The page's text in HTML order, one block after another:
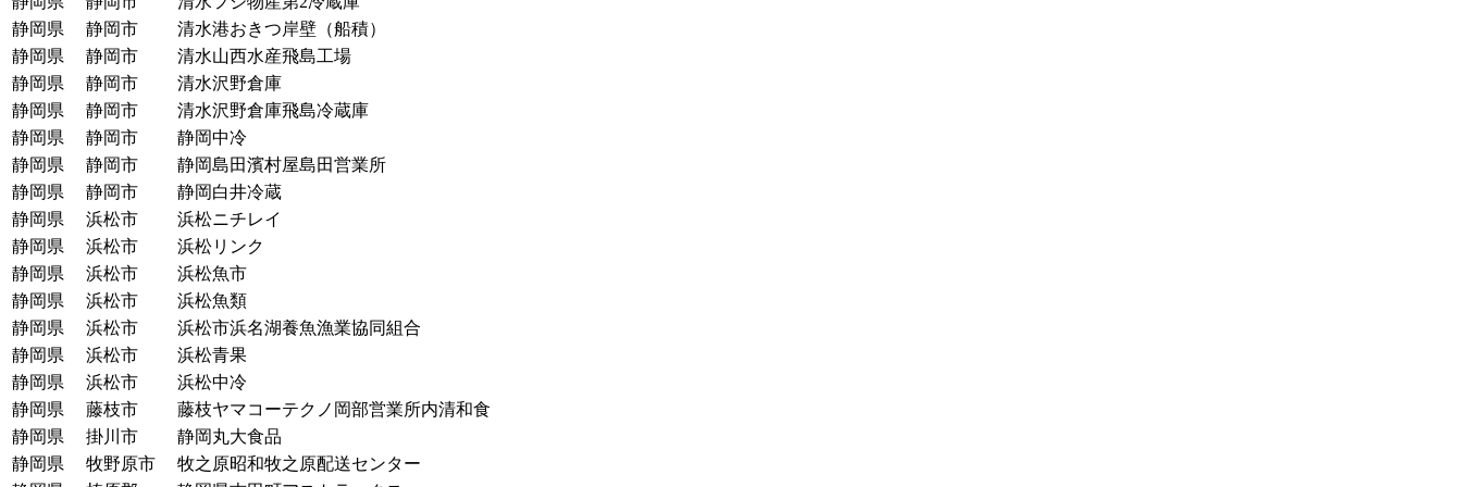
静岡県
静岡市
清水港おきつ岸壁（船積）
静岡県
静岡市
清水山西水産飛島工場
静岡県
静岡市
清水沢野倉庫
静岡県
静岡市
清水沢野倉庫飛島冷蔵庫
静岡県
静岡市
静岡中冷
静岡県
静岡市
静岡島田濱村屋島田営業所
静岡県
静岡市
静岡白井冷蔵
静岡県
浜松市
浜松ニチレイ
静岡県
浜松市
浜松リンク
静岡県
浜松市
浜松魚市
静岡県
浜松市
浜松魚類
静岡県
浜松市
浜松市浜名湖養魚漁業協同組合
静岡県
浜松市
浜松青果
静岡県
浜松市
浜松中冷
静岡県
藤枝市
藤枝ヤマコーテクノ岡部営業所内清和食
静岡県
掛川市
静岡丸大食品
静岡県
牧野原市
牧之原昭和牧之原配送センター